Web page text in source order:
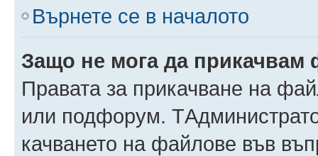
Върнете се в началото
Защо не мога да прикачвам
Правата за прикачване на
или подфорум.
качването на файлове във